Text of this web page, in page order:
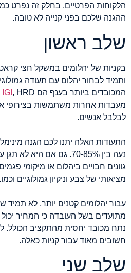
הלקוחות הפרטיים. בחלק זה נפרט
ההגנה שלכם בפני קנייה לא טובה.
שלב ראשון
בקניות של יהלומים במשקל חצי
ותמיד לבחור יהלום עם תעודה
המכובדים ביותר בענף הם
IGI
מעבדות אחרות משתמשות בצירופי
לבלבל אנשים.
התעודות האלה יתנו לכם הגנה
נעה בין 70-85%. גם אם היא
גוונים חבויים ביהלום או מיקומי
מציאותי של צבע וניקיון גמולוגיים
עבור יהלומים קטנים יותר, לא תמיד
מתועדים בשל העובדה כי המחיר
נתח מכובד יחסית מהתקציב הכולל.
חשובים מאוד עבור קניות כאלה.
שלב שני